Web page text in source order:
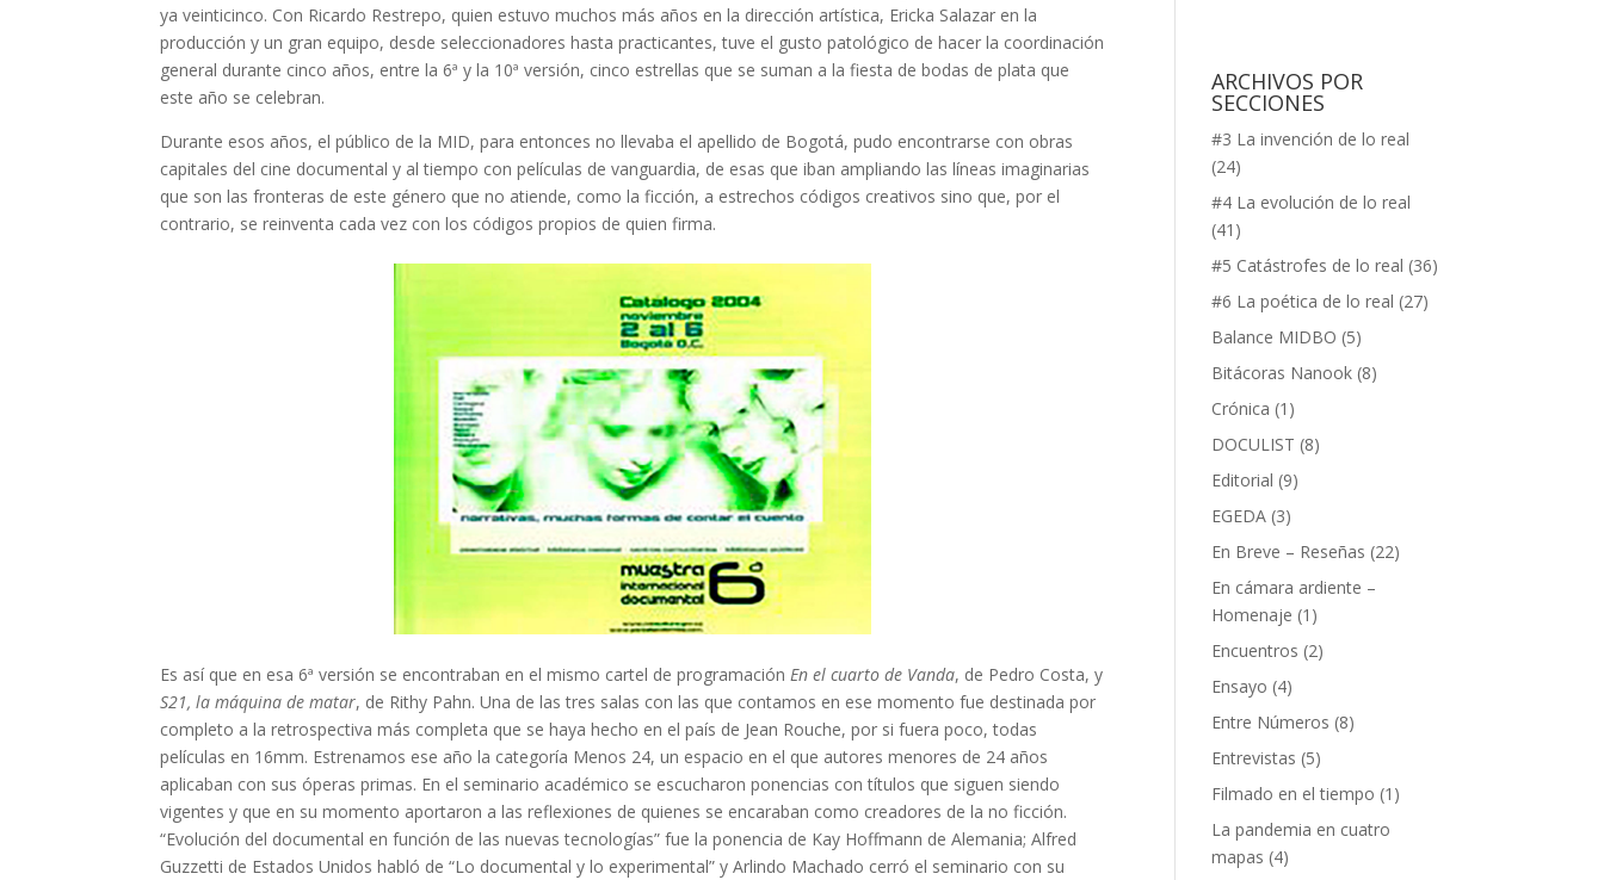
ya veinticinco. Con Ricardo Restrepo, quien estuvo muchos más años en la dirección artística, Ericka Salazar en la
producción y un gran equipo, desde seleccionadores hasta practicantes, tuve el gusto patológico de hacer la coordinación
general durante cinco años, entre la 6ª y la 10ª versión, cinco estrellas que se suman a la fiesta de bodas de plata que
este año se celebran.
Durante esos años, el público de la MID, para entonces no llevaba el apellido de Bogotá, pudo encontrarse con obras
capitales del cine documental y al tiempo con películas de vanguardia, de esas que iban ampliando las líneas imaginarias
que son las fronteras de este género que no atiende, como la ficción, a estrechos códigos creativos sino que, por el
contrario, se reinventa cada vez con los códigos propios de quien firma.
Es así que en esa 6ª versión se encontraban en el mismo cartel de programaciónEn el cuarto de Vanda, de Pedro Costa, y
S21, la máquina de matar, de Rithy Pahn. Una de las tres salas con las que contamos en ese momento fue destinada por
completo a la retrospectiva más completa que se haya hecho en el país de Jean Rouche, por si fuera poco, todas
películas en 16mm. Estrenamos ese año la categoría Menos 24, un espacio en el que autores menores de 24 años
aplicaban con sus óperas primas. En el seminario académico se escucharon ponencias con títulos que siguen siendo
vigentes y que en su momento aportaron a las reflexiones de quienes se encaraban como creadores de la no ficción.
“Evolución del documental en función de las nuevas tecnologías” fue la ponencia de Kay Hoffmann de Alemania; Alfred
Guzzetti de Estados Unidos habló de “Lo documental y lo experimental” y Arlindo Machado cerró el seminario con su
ARCHIVOS POR
SECCIONES
#3 La invención de lo real
(24)
#4 La evolución de lo real
(41)
#5 Catástrofes de lo real (36)
#6 La poética de lo real (27)
Balance MIDBO (5)
Bitácoras Nanook (8)
Crónica (1)
DOCULIST (8)
Editorial (9)
EGEDA (3)
En Breve – Reseñas (22)
En cámara ardiente –
Homenaje (1)
Encuentros (2)
Ensayo (4)
Entre Números (8)
Entrevistas (5)
Filmado en el tiempo (1)
La pandemia en cuatro
mapas (4)